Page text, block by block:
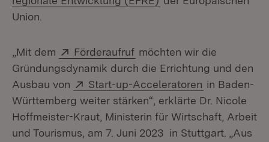
Union.
„Mit dem Extern:
Förderaufruf (Öffnet in neuem Fenster)
möchten wir die
Gründungsdynamik durch die Errichtung und den
Ausbau von
Extern:
Start-up-Acceleratoren (Öffnet in
in Baden-
Württemberg weiter stärken“, erklärte Dr. Nicole
Hoffmeister-Kraut, Ministerin für Wirtschaft, Arbeit
und Tourismus, am 7. Juni 2023 in Stuttgart. „Aus